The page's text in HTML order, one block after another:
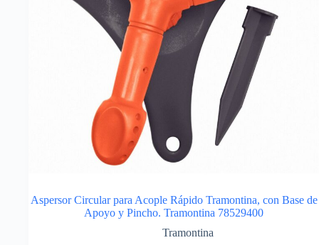
Aspersor Circular para Acople Rápido Tramontina, con Base de
Apoyo y Pincho. Tramontina 78529400
Tramontina